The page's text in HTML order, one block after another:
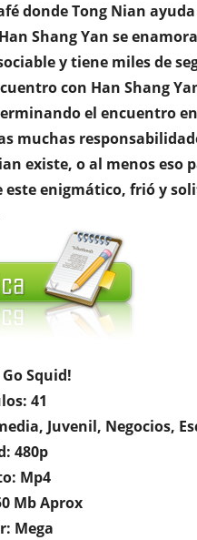
donde Tong Nian
Shang Yan se
y tiene miles de
con Han Shang
el encuentro
muchas
existe, o al menos eso
este enigmático, frió y
Squid!
41
Juvenil, Negocios,
480p
Mp4
Mb Aprox
Mega